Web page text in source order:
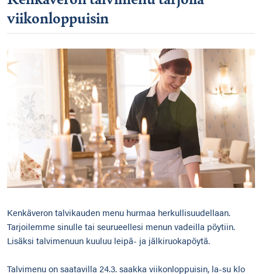
viikonloppuisin
Kenkäveron talvikauden menu hurmaa herkullisuudellaan.
Tarjoilemme sinulle tai seurueellesi menun vadeilla pöytiin.
Lisäksi talvimenuun kuuluu leipä- ja jälkiruokapöytä.
Talvimenu on saatavilla 24.3. saakka viikonloppuisin, la-su klo